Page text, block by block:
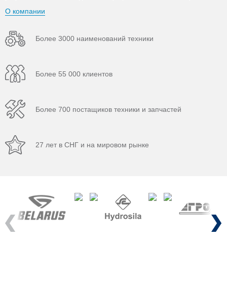
О компании
Более 3000 наименований техники
Более 55 000 клиентов
Более 700 постащиков техники и запчастей
27 лет в СНГ и на мировом рынке
Previous Next